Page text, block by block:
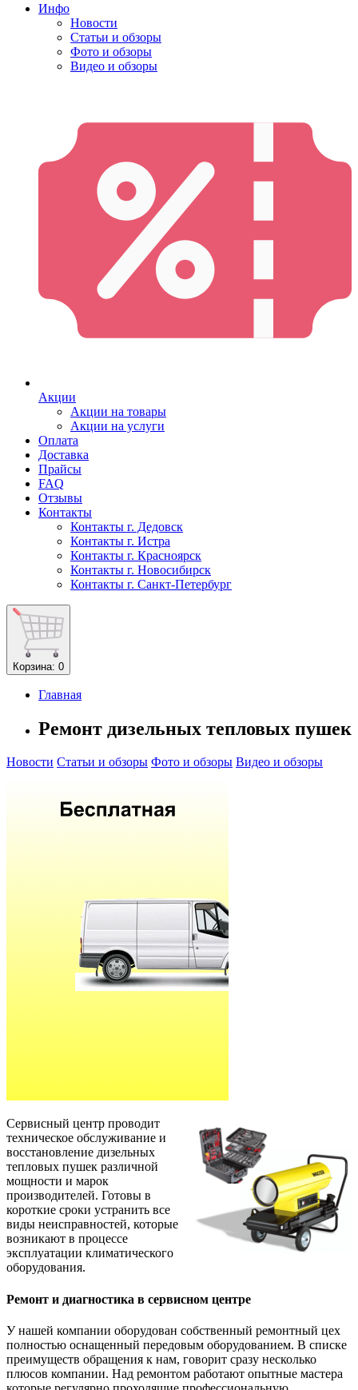
Инфо
Новости
Статьи и обзоры
Фото и обзоры
Видео и обзоры
Акции
Акции на товары
Акции на услуги
Оплата
Доставка
Прайсы
FAQ
Отзывы
Контакты
Контакты г. Дедовск
Контакты г. Истра
Контакты г. Красноярск
Контакты г. Новосибирск
Контакты г. Санкт-Петербург
Корзина: 0
Главная
Ремонт дизельных тепловых пушек
Новости Статьи и обзоры Фото и обзоры Видео и обзоры
Сервисный центр проводит
техническое обслуживание и
восстановление дизельных
тепловых пушек различной
мощности и марок
производителей. Готовы в
короткие сроки устранить все
виды неисправностей, которые
возникают в процессе
эксплуатации климатического
оборудования.
Ремонт и диагностика в сервисном центре
У нашей компании оборудован собственный ремонтный цех
полностью оснащенный передовым оборудованием. В списке
преимуществ обращения к нам, говорит сразу несколько
плюсов компании. Над ремонтом работают опытные мастера